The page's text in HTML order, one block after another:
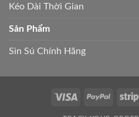
Kéo Dài Thời Gian
Sản Phẩm
Sìn Sú Chính Hãng
Visa PayPal